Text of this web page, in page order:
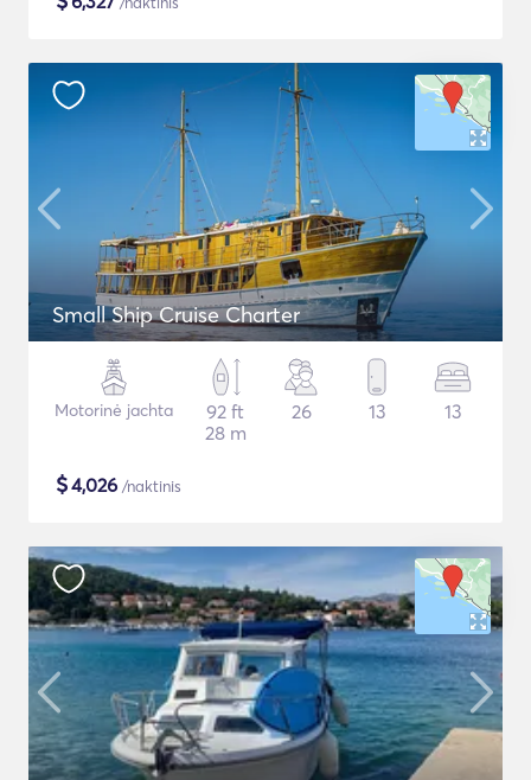
Small Ship Cruise Charter
Motorinė jachta
92 ft
28 m
26 13 13
$4,026 /naktinis